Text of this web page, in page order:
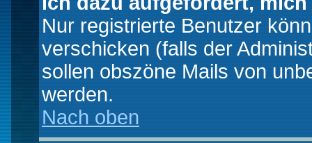
Nur registrierte Benutzer
verschicken (falls der
sollen obszöne Mails von
werden.
Nach oben